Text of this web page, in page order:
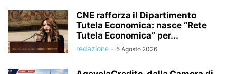
CNE rafforza il Dipartimento
Tutela Economica: nasce “Rete
Tutela Economica” per...
redazione - 5 Agosto 2026